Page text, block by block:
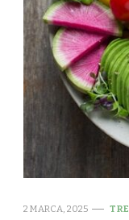
2 MARCA, 2025